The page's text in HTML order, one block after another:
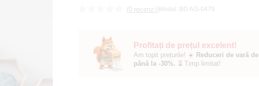
(0 recenzii) Model: BD-NS-0479
Profitați de prețul excelent!
Am topit prețurile! ☀️ Reduceri de vară de
până la -30%. ⏳ Timp limitat!